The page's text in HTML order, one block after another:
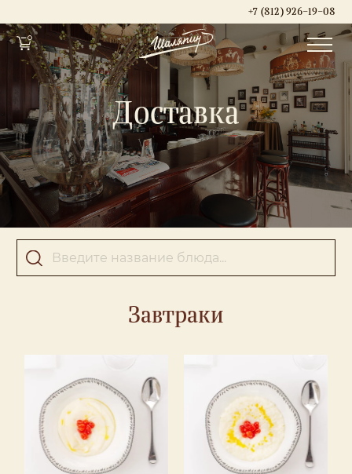
+7 (812) 926-19-08
Доставка
Завтраки
Перейти в корзину
Продолжить покупки